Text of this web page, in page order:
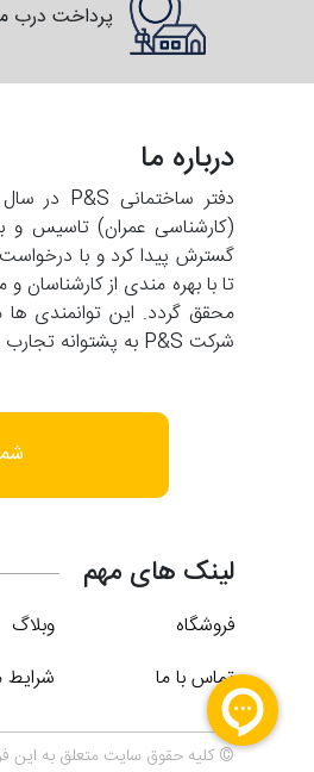
پرداخت درب
درباره ما
تا با بهره مندی از
شرکت P&S به پشتوانه تجارب گرانبها و نیروی انسانی کارآمد با افق فعالیت در عرصه های فرامنطقه ای حرکت می کند.
شماره
لینک های مهم
فروشگاه وبلاگ
تماس با ما
© کلیه حقوق سایت متعلق به این